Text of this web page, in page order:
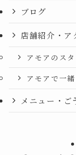
ブログ
店舗紹介・ア
アモアのス
アモアで一
メニュー・ご